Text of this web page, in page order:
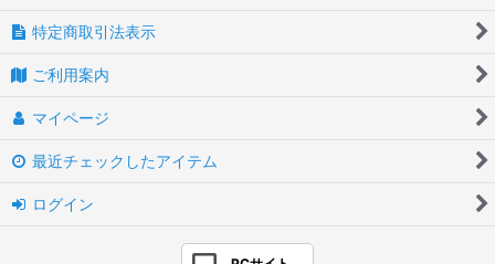
特定商取引法表示
ご利用案内
マイページ
最近チェックしたアイテム
ログイン